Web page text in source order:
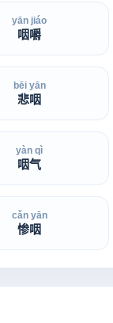
yān jiáo
咽嚼
bēi yān
悲咽
yàn qì
咽气
cǎn yān
惨咽